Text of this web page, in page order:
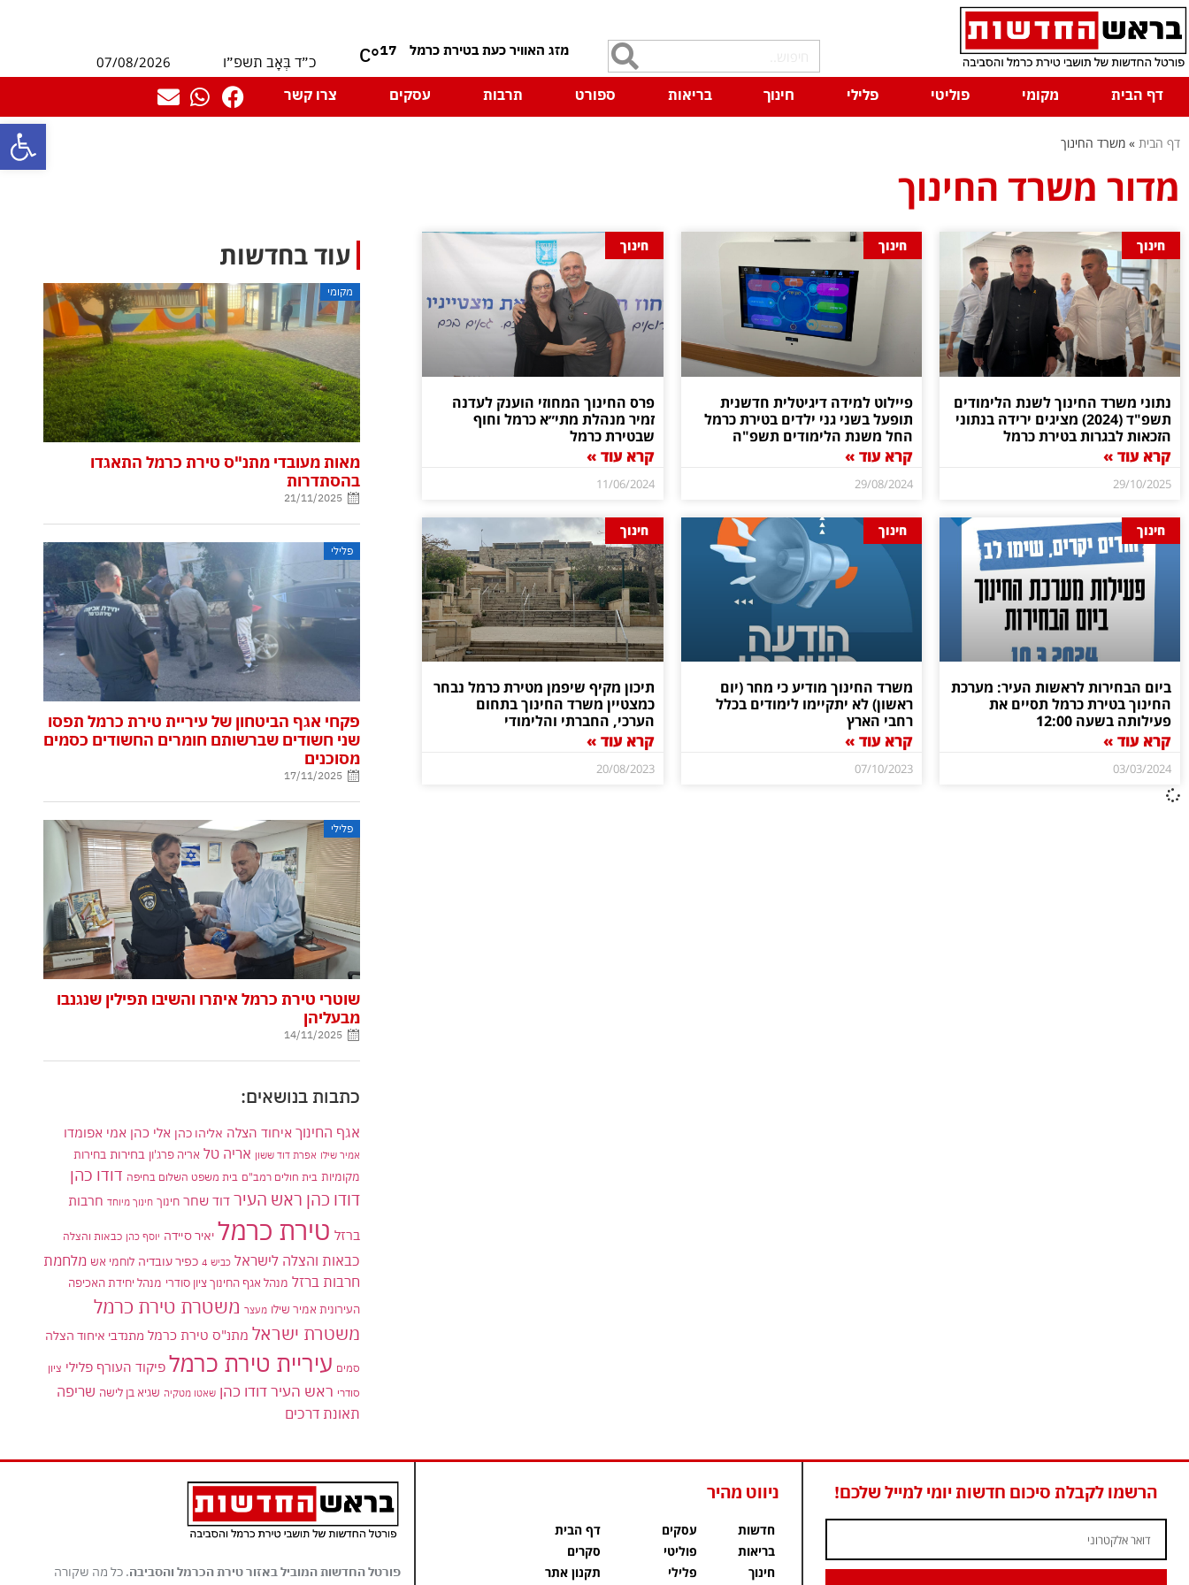
פתח
17
°C כ״ד בְּאָב תשפ״ו
07/08/2026
דף הבית
מקומי פוליטי פלילי חינוך בריאות ספורט תרבות עסקים צרו קשר
דף הבית » משרד החינוך
מדור משרד החינוך
חינוך
נתוני משרד החינוך לשנת הלימודים
תשפ"ד (2024) מציגים ירידה בנתוני
הזכאות לבגרות בטירת כרמל
קרא עוד »
29/10/2025
חינוך
פיילוט למידה דיגיטלית חדשנית
תופעל בשני גני ילדים בטירת כרמל
החל משנת הלימודים תשפ"ה
קרא עוד »
29/08/2024
חינוך
פרס החינוך המחוזי הוענק לעדנה
זמיר מנהלת מתי״א כרמל וחוף
שבטירת כרמל
קרא עוד »
11/06/2024
חינוך
ביום הבחירות לראשות העיר: מערכת
החינוך בטירת כרמל תסיים את
פעילותה בשעה 12:00
קרא עוד »
03/03/2024
חינוך
משרד החינוך מודיע כי מחר (יום
ראשון) לא יתקיימו לימודים בכלל
רחבי הארץ
קרא עוד »
07/10/2023
חינוך
תיכון מקיף שיפמן מטירת כרמל נבחר
כמצטיין משרד החינוך בתחום
הערכי, החברתי והלימודי
קרא עוד »
20/08/2023
עוד בחדשות
מקומי
מאות מעובדי מתנ"ס טירת כרמל התאגדו
בהסתדרות
21/11/2025
פלילי
פקחי אגף הביטחון של עיריית טירת כרמל תפסו
שני חשודים שברשותם חומרים החשודים כסמים
מסוכנים
17/11/2025
פלילי
שוטרי טירת כרמל איתרו והשיבו תפילין שנגנבו
מבעליהן
14/11/2025
כתבות בנושאים:
אגף החינוך איחוד הצלה אליהו כהן אלי כהן אמי אפומדו
אמיר שילו אפרת דוד ששון אריה טל אריה פרג'ון בחירות בחירות
מקומיות בית חולים רמב"ם בית משפט השלום בחיפה דודו כהן
דודו כהן ראש העיר דוד שחר חינוך חינוך מיוחד חרבות
ברזל טירת כרמל יאיר סיידה יוסף כהן כבאות והצלה
כבאות והצלה לישראל כביש 4 כפיר עובדיה לוחמי אש מלחמת
חרבות ברזל מנהל אגף החינוך ציון סודרי מנהל יחידת האכיפה
העירונית אמיר שילו מעצר משטרת טירת כרמל
משטרת ישראל מתנ"ס טירת כרמל מתנדבי איחוד הצלה
סמים עיריית טירת כרמל פיקוד העורף פלילי ציון
סודרי ראש העיר דודו כהן שאטו מטקיה שגיא בן לישה שריפה
תאונת דרכים
הרשמו לקבלת סיכום חדשות יומי למייל שלכם! ניווט מהיר
חדשות
בריאות
חינוך
עסקים
פוליטי
פלילי
דף הבית
סקרים
תקנון אתר
פורטל החדשות המוביל באזור טירת הכרמל והסביבה. כל מה שקורה